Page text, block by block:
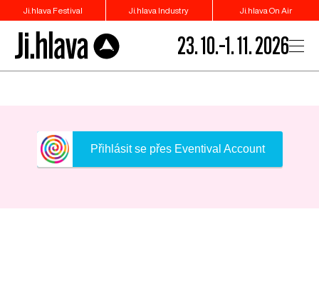
Ji.hlava Festival Ji.hlava Industry Ji.hlava On Air
23. 10.–1. 11. 2026
Přihlásit se přes Eventival Account